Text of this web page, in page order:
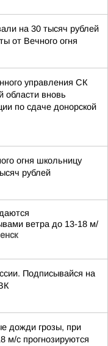
на 30 тысяч рублей
от Вечного огня
управления СК
области вновь
по сдаче донорской
огня школьницу
рублей
ветра до 13-18 м/
Подписывайся на
дожди грозы, при
м/с прогнозируются